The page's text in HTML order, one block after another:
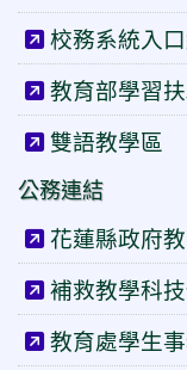
校務系統入
教育部學習
雙語教學區
公務連結
花蓮縣政府
補救教學科
教育處學生